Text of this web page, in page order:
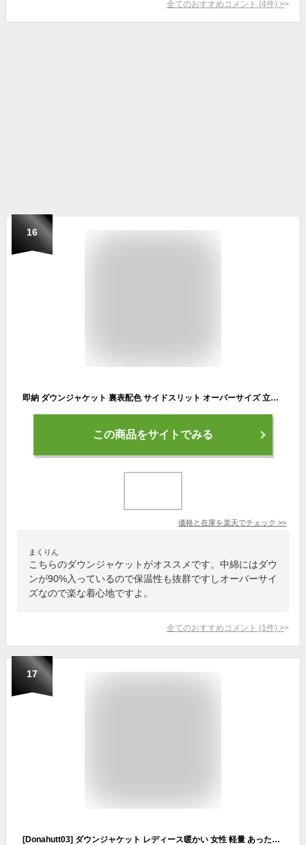
全てのおすすめコメント (4件) >
16
即納 ダウンジャケット 裏表配色 サイドスリット オーバーサイズ 立ち襟 ドロップショルダー ゆったり レディース 冬 アウター ショート
この商品をサイトでみる
価格と在庫を楽天でチェック >>
まくりん
こちらのダウンジャケットがオススメです。中綿にはダウ
ンが90%入っているので保温性も抜群ですしオーバーサイ
ズなので楽な着心地ですよ。
全てのおすすめコメント (1 件) >
17
[Donahutt03] ダウンジャケット レディース暖かい 女性 軽量 あったかい ダウンショートコート 防寒 保温 防風 軽い 薄め ショート丈 コンパクト 美ライン 撥水 ポケッタブル 持ち運びできる 携帯ポーチ付 無地 3XL 上着 フード付き ラクダ